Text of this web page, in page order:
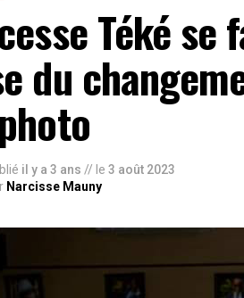
Téké
du
il y a 3 ans // le 3 août 2023
Narcisse Mauny